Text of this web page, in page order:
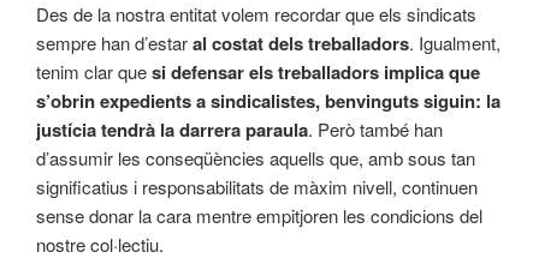
Des de la nostra entitat volem recordar que els sindicats
sempre han d’estaral costat dels treballadors. Igualment,
tenim clar quesi defensar els treballadors implica que
s’obrin expedients a sindicalistes, benvinguts siguin: la
justícia tendrà la darrera paraula. Però també han
d’assumir les conseqüències aquells que, amb sous tan
significatius i responsabilitats de màxim nivell, continuen
sense donar la cara mentre empitjoren les condicions del
nostre col·lectiu.